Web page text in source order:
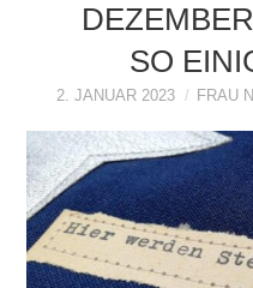
INTERVIEWS
FREEBOOKS &
TUTORIALS
WORKSHOPS
PAPIERLIEBE AM
SO
2. JANUAR 2023 FRAU